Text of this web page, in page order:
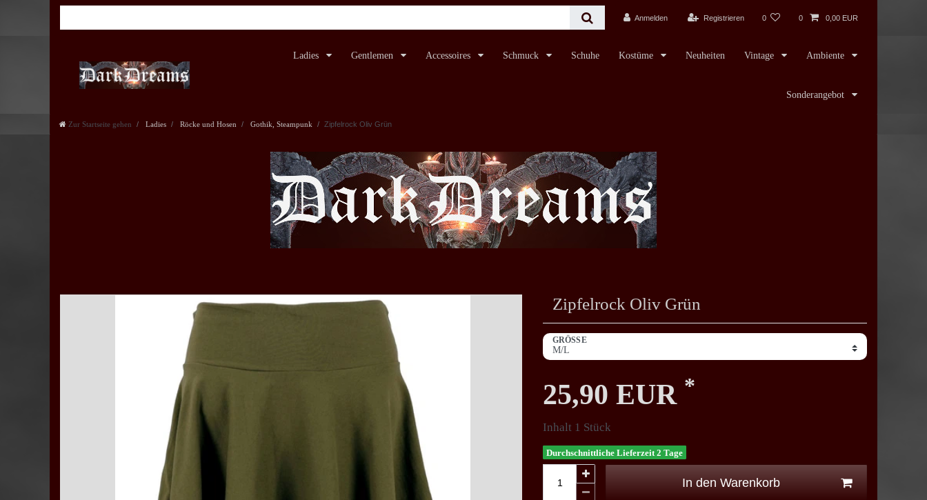
Anmelden Registrieren 0 0 0,00 EUR
Ladies Gentlemen Accessoires Schmuck Schuhe Kostüme Neuheiten Vintage Ambiente
Sonderangebot
Zur Startseite gehen Ladies Röcke und Hosen Gothik, Steampunk Zipfelrock Oliv Grün
Zipfelrock Oliv Grün
GRÖSSE
25,90 EUR *
Inhalt 1 Stück
Durchschnittliche Lieferzeit 2 Tage
In den Warenkorb